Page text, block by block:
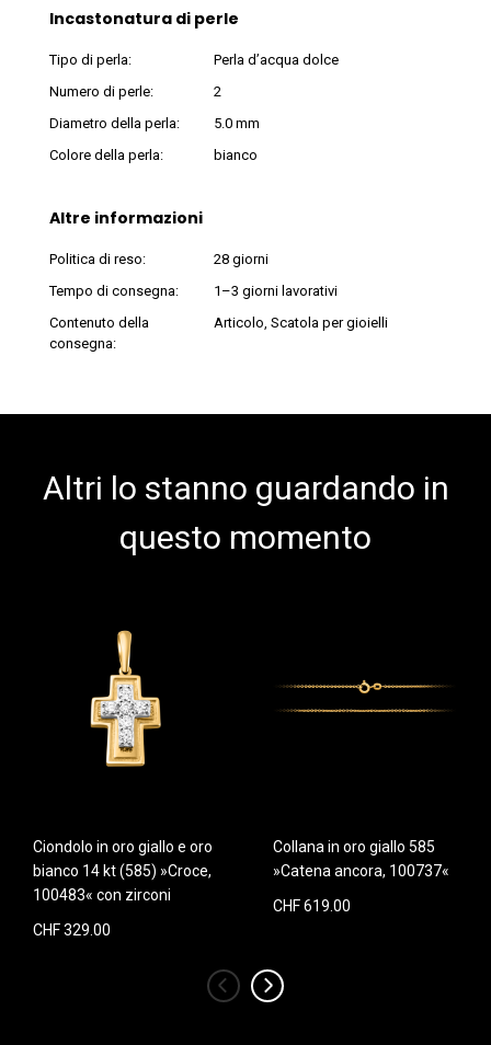
Incastonatura di perle
Tipo di perla:
Perla d’acqua dolce
Numero di perle:
2
Diametro della perla:
5.0 mm
Colore della perla:
bianco
Altre informazioni
Politica di reso:
28 giorni
Tempo di consegna:
1–3 giorni lavorativi
Contenuto della
consegna:
Articolo, Scatola per gioielli
Altri lo stanno guardando in
questo momento
Ciondolo in oro giallo e oro
bianco 14 kt (585) »Croce,
100483« con zirconi
CHF 329.00
Collana in oro giallo 585
»Catena ancora, 100737«
CHF 619.00
‹ ›